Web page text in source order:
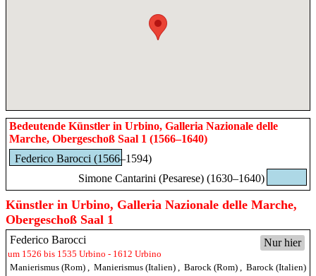
Bedeutende Künstler in Urbino, Galleria Nazionale delle
Marche, Obergeschoß Saal 1 (1566–1640)
Federico Barocci (1566–1594)
Simone Cantarini (Pesarese) (1630–1640)
Künstler in Urbino, Galleria Nazionale delle Marche,
Obergeschoß Saal 1
Nur hier
Federico Barocci
um 1526 bis 1535 Urbino - 1612 Urbino
Manierismus (Rom)
Manierismus (Italien) Barock (Rom)
Barock (Italien)